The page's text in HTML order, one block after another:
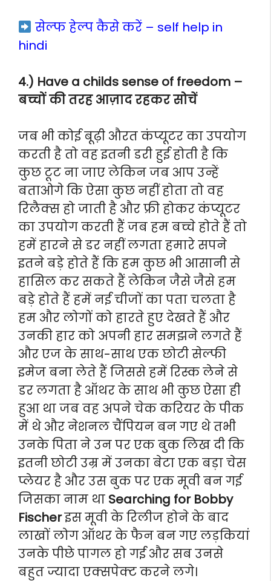
सेल्फ हेल्प कैसे करें – self help in
hindi
4.) Have a childs sense of freedom –
बच्चों की तरह आज़ाद रहकर सोचें
जब भी कोई बूढ़ी औरत कंप्यूटर का उपयोग
करती है तो वह इतनी डरी हुई होती है कि
कुछ टूट ना जाए लेकिन जब आप उन्हें
बताओगे कि ऐसा कुछ नहीं होता तो वह
रिलैक्स हो जाती है और फ्री होकर कंप्यूटर
का उपयोग करती हैं जब हम बच्चे होते हैं तो
हमें हारने से डर नहीं लगता हमारे सपने
इतने बड़े होते हैं कि हम कुछ भी आसानी से
हासिल कर सकते हैं लेकिन जैसे जैसे हम
बड़े होते हैं हमें नई चीजों का पता चलता है
हम और लोगों को हारते हुए देखते हैं और
उनकी हार को अपनी हार समझने लगते हैं
और एज के साथ-साथ एक छोटी सेल्फी
इमेज बना लेते हैं जिससे हमें रिस्क लेने से
डर लगता है ऑथर के साथ भी कुछ ऐसा ही
हुआ था जब वह अपने चेक करियर के पीक
में थे और नेशनल चैंपियन बन गए थे तभी
उनके पिता ने उन पर एक बुक लिख दी कि
इतनी छोटी उम्र में उनका बेटा एक बड़ा चेस
प्लेयर है और उस बुक पर एक मूवी बन गई
जिसका नाम था Searching for Bobby
Fischerइस मूवी के रिलीज होने के बाद
लाखों लोग ऑथर के फैन बन गए लड़कियां
उनके पीछे पागल हो गई और सब उनसे
बहुत ज्यादा एक्सपेक्ट करने लगे।